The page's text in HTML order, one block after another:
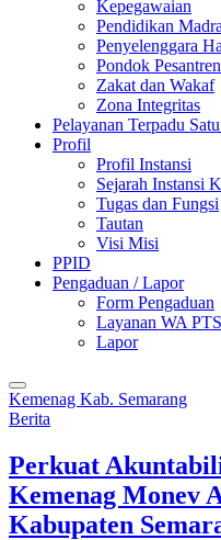
Kepegawaian
Pendidikan
Penyelenggara
Pondok Pesantren
Zakat dan Wakaf
Zona Integritas
Pelayanan Terpadu
Profil
Profil Instansi
Sejarah Instansi
Tugas dan Fungsi
Tautan
Visi Misi
PPID
Pengaduan / Lapor
Form Pengaduan
Layanan WA
Lapor
Kemenag Kab. Semarang
Berita
Perkuat
Kemenag Monev
Kabupaten